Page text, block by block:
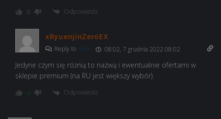
0 Odpowiedz
xRyuenjinZeroEX
Reply to Roni 08:02, 7 grudnia 2022 08:02
Jedyne czym się różnią to nazwą i ewentualnie ofertami w
sklepie premium (na RU jest większy wybór).
4 Odpowiedz